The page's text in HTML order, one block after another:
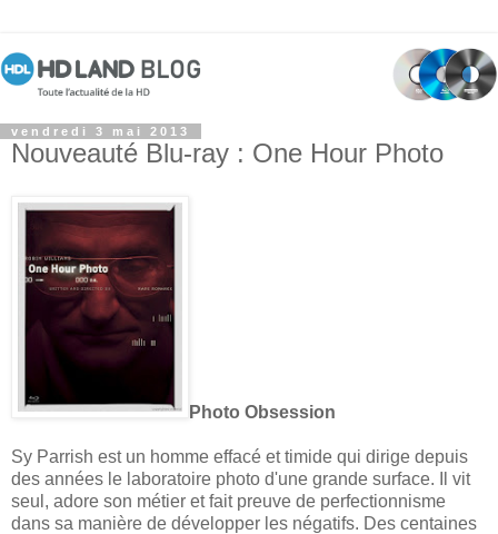
vendredi 3 mai 2013
Nouveauté Blu-ray : One Hour Photo
Photo Obsession
Sy Parrish est un homme effacé et timide qui dirige depuis
des années le laboratoire photo d'une grande surface. Il vit
seul, adore son métier et fait preuve de perfectionnisme
dans sa manière de développer les négatifs. Des centaines